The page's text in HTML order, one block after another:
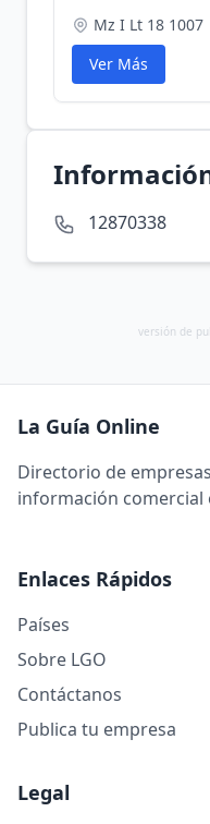
Mz I Lt 18 1007
Ver Más
12870338
versión de
La Guía Online
Directorio de
información comercial
Enlaces Rápidos
Países
Sobre LGO
Contáctanos
Publica tu empresa
Legal